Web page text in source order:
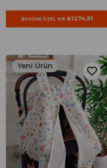
BUGÜNE ÖZEL %15 ₺1274,91
Yeni Ürün